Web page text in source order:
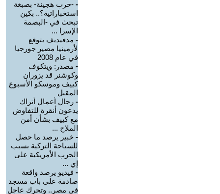
- -حرب هجينة- بصبغة
استخباراتية؟.. بكين
تبحث في -البصمة
الإسرا ...
- مدفيديف يتوقع
لأرمينيا مصير جورجيا
في عام 2008
- مصدر: ويتكوف
وكوشنر قد يزوران
كييف وموسكو الأسبوع
المقبل
- رجال أعمال أتراك
يدعون أنقرة للتفاوض
مع كييف بشأن أمن
الملاح ...
- خبير يرصد ما حصل
للسياحة التركية بسبب
الحرب الأمريكية على
إي ...
- فيديو يرصد واقعة
صادمة على باب مسجد
في مصر.. وتحرك عاجل